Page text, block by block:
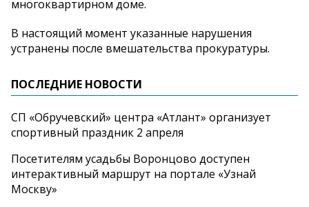
многоквартирном доме.
В настоящий момент указанные нарушения
устранены после вмешательства прокуратуры.
ПОСЛЕДНИЕ НОВОСТИ
СП «Обручевский» центра «Атлант» организует
спортивный праздник 2 апреля
Посетителям усадьбы Воронцово доступен
интерактивный маршрут на портале «Узнай
Москву»